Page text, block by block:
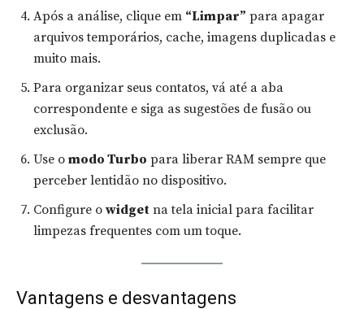
Após a análise, clique em “Limpar” para apagar
arquivos temporários, cache, imagens duplicadas e
muito mais.
Para organizar seus contatos, vá até a aba
correspondente e siga as sugestões de fusão ou
exclusão.
Use o modo Turbo para liberar RAM sempre que
perceber lentidão no dispositivo.
Configure o widget na tela inicial para facilitar
limpezas frequentes com um toque.
Vantagens e desvantagens